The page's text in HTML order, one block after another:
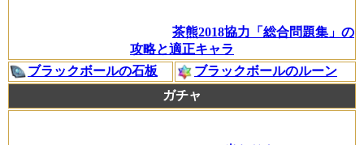
茶熊2018協力「総合問題集」の
攻略と適正キャラ
ブラックボールの石板
ブラックボールのルーン
ガチャ